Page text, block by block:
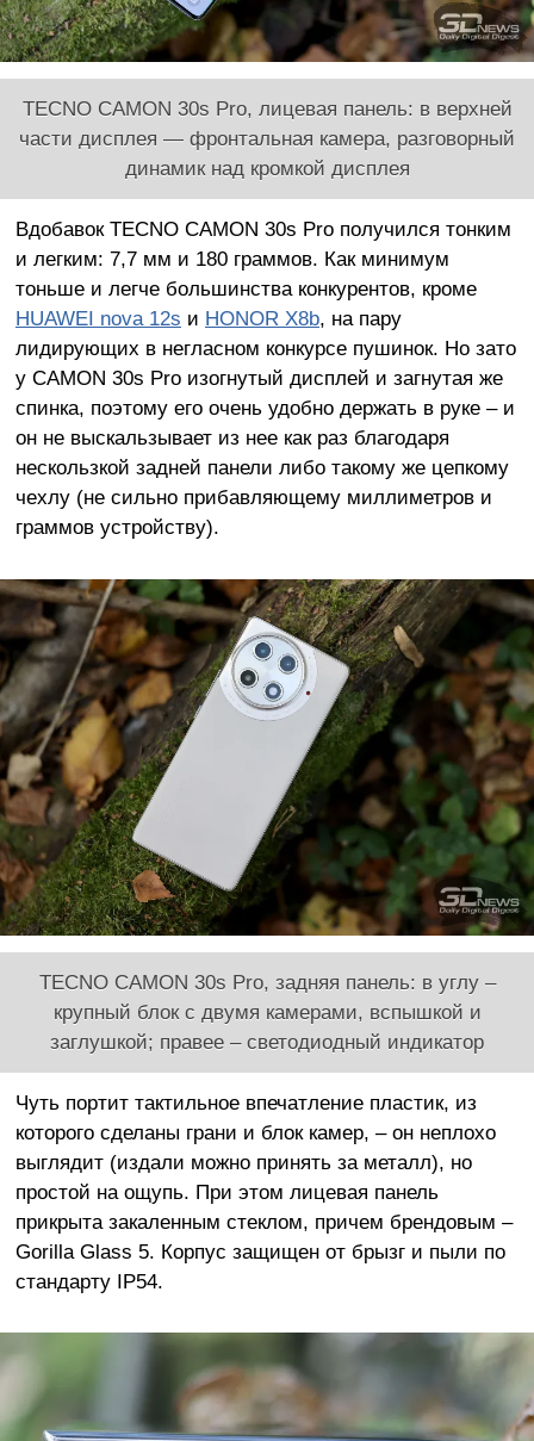
TECNO CAMON 30s Pro, лицевая панель: в верхней
части дисплея — фронтальная камера, разговорный
динамик над кромкой дисплея
Вдобавок TECNO CAMON 30s Pro получился тонким
и легким: 7,7 мм и 180 граммов. Как минимум
тоньше и легче большинства конкурентов, кроме
HUAWEI nova 12s и HONOR X8b, на пару
лидирующих в негласном конкурсе пушинок. Но зато
у CAMON 30s Pro изогнутый дисплей и загнутая же
спинка, поэтому его очень удобно держать в руке – и
он не выскальзывает из нее как раз благодаря
нескользкой задней панели либо такому же цепкому
чехлу (не сильно прибавляющему миллиметров и
граммов устройству).
TECNO CAMON 30s Pro, задняя панель: в углу –
крупный блок с двумя камерами, вспышкой и
заглушкой; правее – светодиодный индикатор
Чуть портит тактильное впечатление пластик, из
которого сделаны грани и блок камер, – он неплохо
выглядит (издали можно принять за металл), но
простой на ощупь. При этом лицевая панель
прикрыта закаленным стеклом, причем брендовым –
Gorilla Glass 5. Корпус защищен от брызг и пыли по
стандарту IP54.